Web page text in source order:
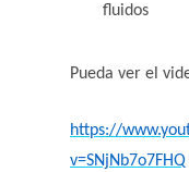
fluidos
Pueda ver el
https://
v=SNjNb7o7FHQ